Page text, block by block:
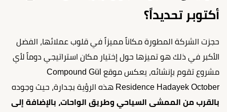
أكتوبر تحديداً؟
حجزت الشركة المطورة مكاناً مميزاً في قلوب عملائها، الفضل
الأكبر في ذلك هو تميزها حول إختيار مكان استراتيجي دوماً لأي
مشروع تقوم بإنشائه، يعكس موقع Compound Gül
Residence Hadayek October هذه الرؤية بجدارة، حيث وجوده
بالقرب من الممشى السياحي وطريق الواحات، بالإضافة إلى